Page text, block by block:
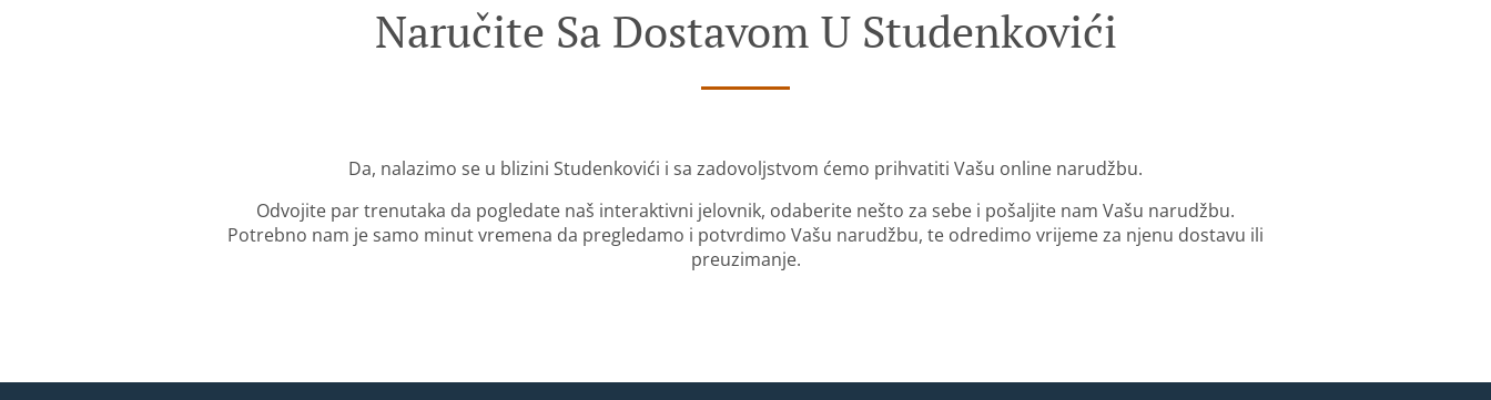
Naručite Sa Dostavom U Studenkovići
Da, nalazimo se u blizini Studenkovići i sa zadovoljstvom ćemo prihvatiti Vašu online narudžbu.
Odvojite par trenutaka da pogledate naš interaktivni jelovnik, odaberite nešto za sebe i pošaljite nam Vašu narudžbu.
Potrebno nam je samo minut vremena da pregledamo i potvrdimo Vašu narudžbu, te odredimo vrijeme za njenu dostavu ili
preuzimanje.